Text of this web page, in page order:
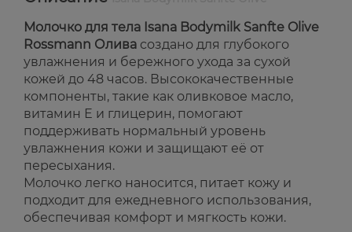
Молочко для тела Isana Bodymilk Sanfte Olive
Rossmann Олива создано для глубокого
увлажнения и бережного ухода за сухой
кожей до 48 часов. Высококачественные
компоненты, такие как оливковое масло,
витамин Е и глицерин, помогают
поддерживать нормальный уровень
увлажнения кожи и защищают её от
пересыхания.
Молочко легко наносится, питает кожу и
подходит для ежедневного использования,
обеспечивая комфорт и мягкость кожи.